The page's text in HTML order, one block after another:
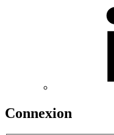
Connexion